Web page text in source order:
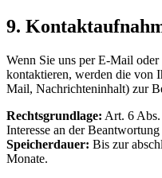
9.
Wenn Sie uns per E-Mail
kontaktieren, werden die von
Mail, Nachrichteninhalt) zur
Rechtsgrundlage: Art. 6
Interesse an der
Speicherdauer: Bis zur
Monate.